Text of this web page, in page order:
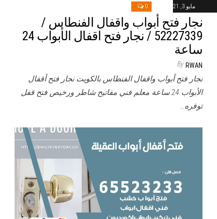
مايو 3, 2021 0
نجار فتح أبواب واقفال الفنطاس /
52227339 / نجار فتح اقفال الأبواب 24
ساعة
By RWAN
نجار فتح أبواب واقفال الفنطاس بالكويت نجار فتح أقفال
الأبواب 24 ساعة معلم فني مفاتيح شاطر ورخيص فتح قفل
توفره…